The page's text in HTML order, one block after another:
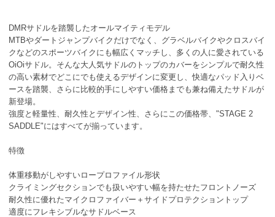
DMRサドルを踏襲したオールマイティモデル
MTBやダートジャンプバイクだけでなく、グラベルバイクやクロスバイ
クなどのスポーツバイクにも幅広くマッチし、多くの人に愛されている
OiOiサドル。そんな大人気サドルのトップのカバーをシンプルで耐久性
の高い素材でどこにでも使えるデザインに変更し、快適なパッド入りベ
ースを踏襲、さらに比較的手にしやすい価格までも兼ね備えたサドルが
新登場。
強度と軽量性、耐久性とデザイン性、さらにこの価格帯、"STAGE 2
SADDLE"にはすべてが揃っています。
特徴
体重移動がしやすいロープロファイル形状
クライミングセクションでも扱いやすい幅を持たせたフロントノーズ
耐久性に優れたマイクロファイバー＋サイドプロテクショントップ
適度にフレキシブルなサドルベース